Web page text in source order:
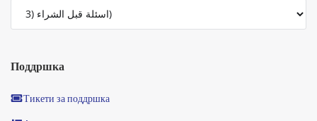
Поддршка
Тикети за поддршка